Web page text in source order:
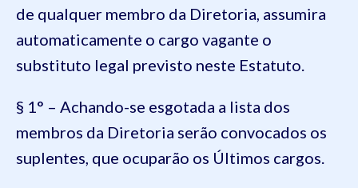
de qualquer membro da Diretoria, assumira
automaticamente o cargo vagante o
substituto legal previsto neste Estatuto.
§ 1° – Achando-se esgotada a lista dos
membros da Diretoria serão convocados os
suplentes, que ocuparão os Últimos cargos.